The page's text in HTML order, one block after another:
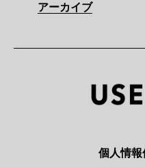
アーカイブ
個人情報